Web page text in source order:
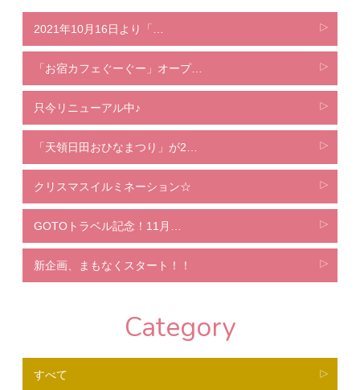
2021年10月16日より「…
「お宿カフェぐーぐー」オープ…
只今リニューアル中♪
「天領日田おひなまつり」が2…
クリスマスイルミネーション☆
GOTOトラベル記念！11月…
新企画、まもなくスタート！！
Category
すべて